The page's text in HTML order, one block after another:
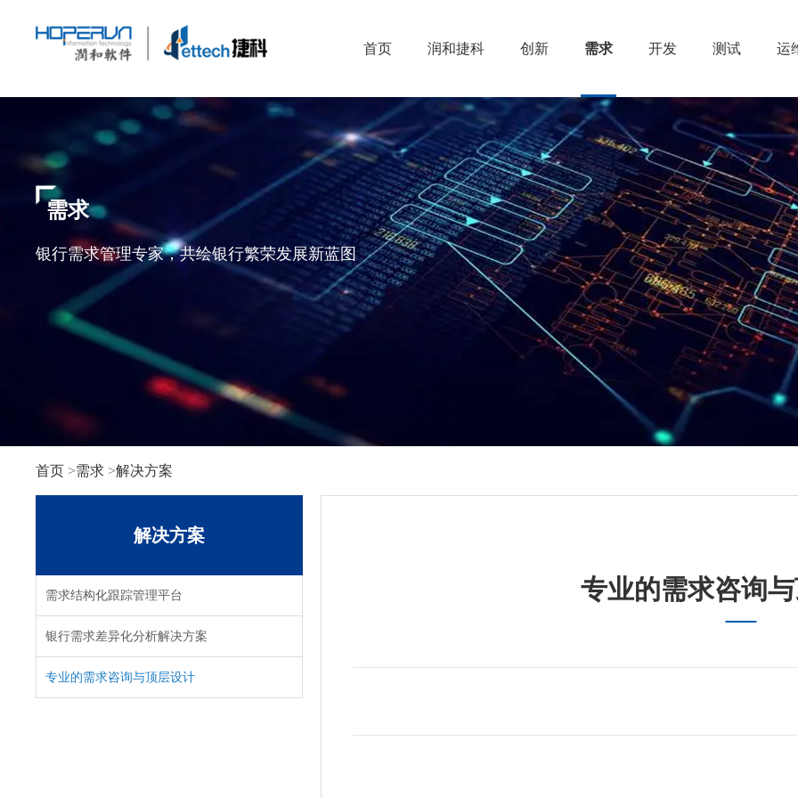
首页 润和捷科 创新 需求 开发 测试 运
需求
银行需求管理专家，共绘银行繁荣发展新蓝图
首页 >需求 >解决方案
解决方案
需求结构化跟踪管理平台
银行需求差异化分析解决方案
专业的需求咨询与顶层设计
专业的需求咨询